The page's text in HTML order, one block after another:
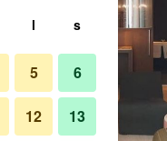
l s
5 6
12 13